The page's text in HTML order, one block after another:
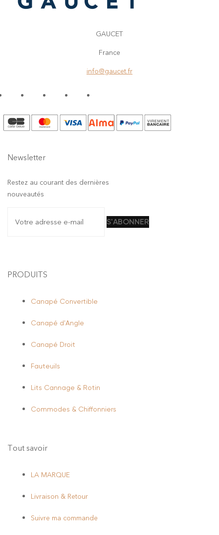
GAUCET
France
info@gaucet.fr
PRODUITS
Canapé Convertible
Canapé d'Angle
Canapé Droit
Fauteuils
Lits Cannage & Rotin
Commodes & Chiffonniers
Tout savoir
LA MARQUE
Livraison & Retour
Suivre ma commande
Newsletter
Restez au courant des dernières
nouveautés